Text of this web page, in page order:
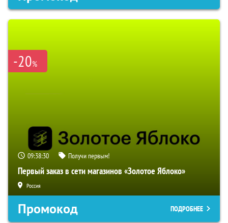
-20%
09:38:29 Получи первым!
Первый заказ в сети магазинов «Золотое Яблоко»
Россия
Промокод ПОДРОБНЕЕ